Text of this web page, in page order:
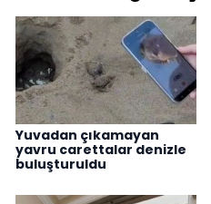
Yuvadan çıkamayan
yavru carettalar denizle
buluşturuldu